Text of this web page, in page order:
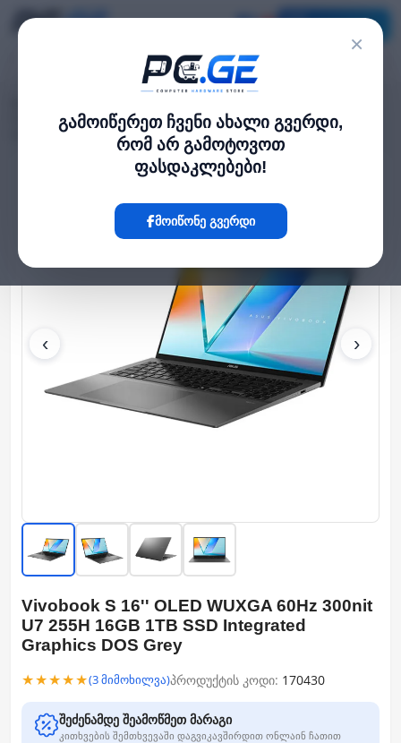
×
გამოიწერეთ ჩვენი ახალი გვერდი,
რომ არ გამოტოვოთ
ფასდაკლებები!
მოიწონე გვერდი
Vivobook S 16'' OLED WUXGA 60Hz 300nit U7 255H 16GB 1TB SSD
Integrated Graphics DOS Grey
‹ ›
Vivobook S 16'' OLED WUXGA 60Hz 300nit
U7 255H 16GB 1TB SSD Integrated
Graphics DOS Grey
★★★★★(3 მიმოხილვა)პროდუქტის კოდი: 170430
შეძენამდე შეამოწმეთ მარაგი
კითხვების შემთხვევაში დაგვიკავშირდით ონლაინ ჩათით